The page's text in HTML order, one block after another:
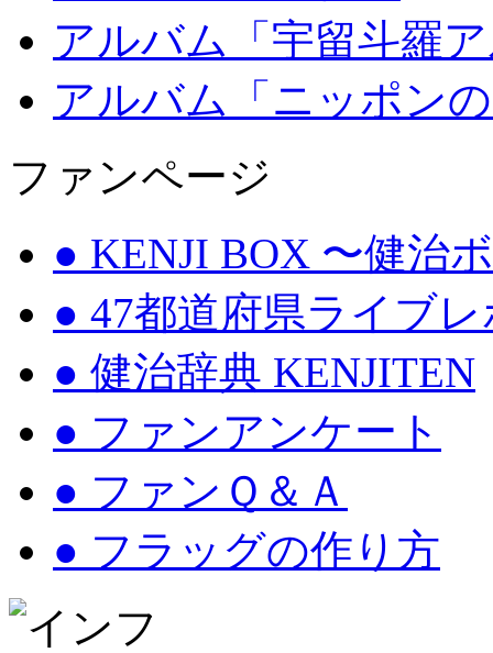
アルバム「宇留斗羅
アルバム「ニッポン
ファンページ
● KENJI BOX 〜健治
● 47都道府県ライブ
● 健治辞典 KENJITEN
● ファンアンケート
● ファンＱ＆Ａ
● フラッグの作り方